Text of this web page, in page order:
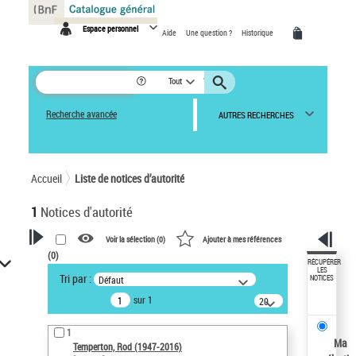
Espace personnel Aide Une question ? Historique
Tout
Recherche avancée AUTRES RECHERCHES
Accueil Liste de notices d’autorité
1 Notices d'autorité
VOTRE RECHERCHE
Recherche avancée dans les
notices d’autorité
Œuvres liées à l'auteur :
Temperton, Rod (1947-2016)
Voir la sélection (0) Ajouter à mes références
(0)
Tri par : Défaut
sur 1
20
résultats/page
1
Temperton, Rod (1947-2016)
RÉCUPÉRER
LES
NOTICES
Ma
Panneau de gestion des cookies